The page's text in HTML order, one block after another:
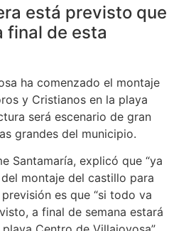
está previsto que
final de esta
ha comenzado el montaje
y Cristianos en la playa
será escenario de gran
grandes del municipio.
Santamaría, explicó que “ya
montaje del castillo para
es que “si todo va
a final de semana estará